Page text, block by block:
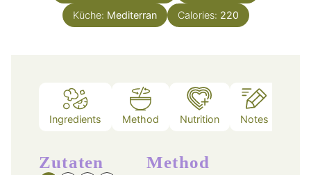
Küche: Mediterran Calories: 220
Ingredients Method Nutrition Notes
Zutaten Method